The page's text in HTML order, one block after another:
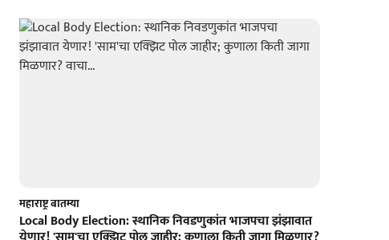
महाराष्ट्र बातम्या
Local Body Election: स्थानिक निवडणुकांत भाजपचा झंझावात